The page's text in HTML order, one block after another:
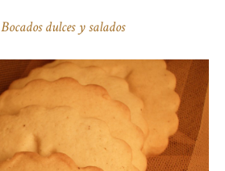
Bocados dulces y salados